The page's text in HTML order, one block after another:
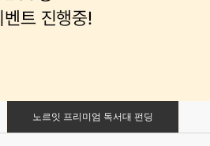
노르잇 프리미엄 독서대 펀딩